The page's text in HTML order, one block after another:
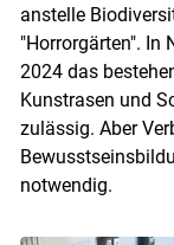
anstelle
"Horrorgärten". In
2024 das
Kunstrasen und
zulässig. Aber
notwendig.